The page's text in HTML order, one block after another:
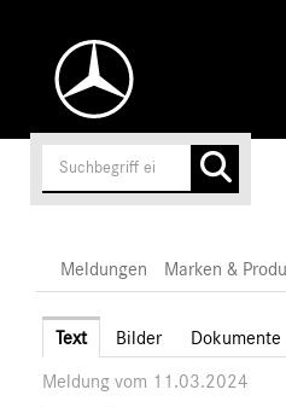
Unternehmen
Cars
Meldungen Marken &
Text Bilder Dokumente
Meldung vom 11.03.2024